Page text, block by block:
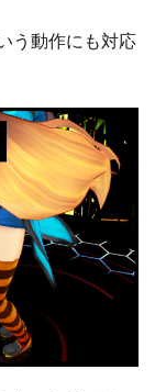
う動作にも対応